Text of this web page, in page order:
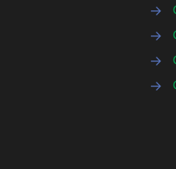
→
→
→
→